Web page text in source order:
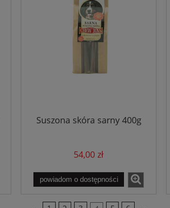
Suszona skóra sarny 400g
54,00 zł
powiadom o dostępności